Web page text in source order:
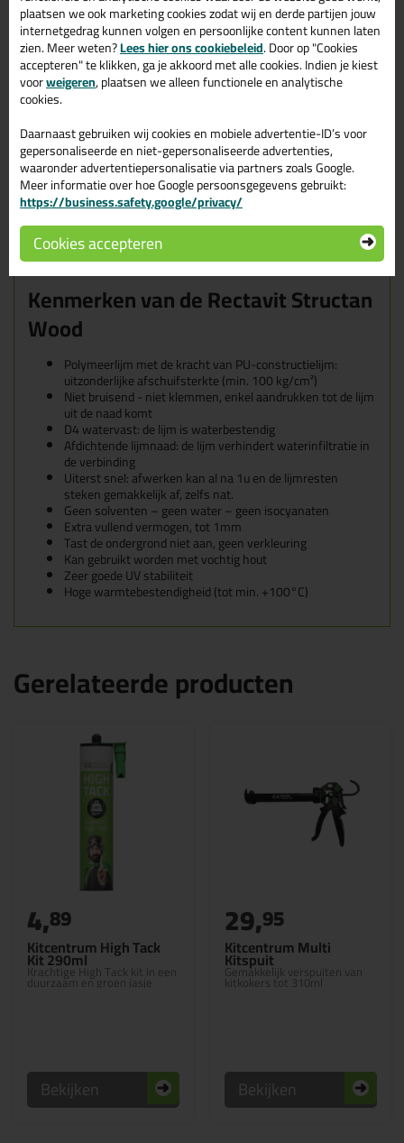
Voor toepassingen waarbij een witte lijmnaad gewenst is, kies je
Structan White. Voor zwartkleurige lijmnaden isStructan Blackde
juiste optie!
Geschikte ondergronden voor de
Rectavit Structan Wood
Structan is geschikt voor het watervast verlijmen van twee
poreuze materialen of één poreus en één niet-poreus materiaal
en hecht op alle gebruikelijke ondergronden zoals: hout,
gemodificeerd hout, multiplex, spaanplanten, OSB, MDF etc.
Daarnaast is het geschikt voor steenachtige materialen zoals
baksteen, beton, natuursteen, marmer, graniet, cellenbeton en
vele kunststoffen zoals PVC, HPL, massief laminaat, polystyreen.
Ook geschikt voor polyurethaan, plaatmateriaal en metalen.
Kenmerken van de Rectavit Structan
Wood
Polymeerlijm met de kracht van PU-constructielijm:
uitzonderlijke afschuifsterkte (min. 100 kg/cm²)
Niet bruisend - niet klemmen, enkel aandrukken tot de lijm
uit de naad komt
D4 watervast: de lijm is waterbestendig
Afdichtende lijmnaad: de lijm verhindert waterinfiltratie in
de verbinding
Uiterst snel: afwerken kan al na 1u en de lijmresten
steken gemakkelijk af, zelfs nat.
Geen solventen – geen water – geen isocyanaten
Extra vullend vermogen, tot 1mm
Tast de ondergrond niet aan, geen verkleuring
Kan gebruikt worden met vochtig hout
Zeer goede UV stabiliteit
Hoge warmtebestendigheid (tot min. +100°C)
Gerelateerde producten
Kitcentrum High Tack
Kit 290ml
Krachtige High Tack kit in een
duurzaam en groen jasje
4,89
Bekijken
Kitcentrum Multi
Kitspuit
Gemakkelijk verspuiten van
kitkokers tot 310ml
29,95
Bekijken
plaatsen we ook marketing cookies zodat wij en derde partijen jouw
internetgedrag kunnen volgen en persoonlijke content kunnen laten
zien. Meer weten?Lees hier ons cookiebeleid. Door op "Cookies
accepteren" te klikken, ga je akkoord met alle cookies. Indien je kiest
voorweigeren, plaatsen we alleen functionele en analytische
cookies.
Daarnaast gebruiken wij cookies en mobiele advertentie-ID’s voor
gepersonaliseerde en niet-gepersonaliseerde advertenties,
waaronder advertentiepersonalisatie via partners zoals Google.
Meer informatie over hoe Google persoonsgegevens gebruikt:
https://business.safety.google/privacy/
Cookies accepteren